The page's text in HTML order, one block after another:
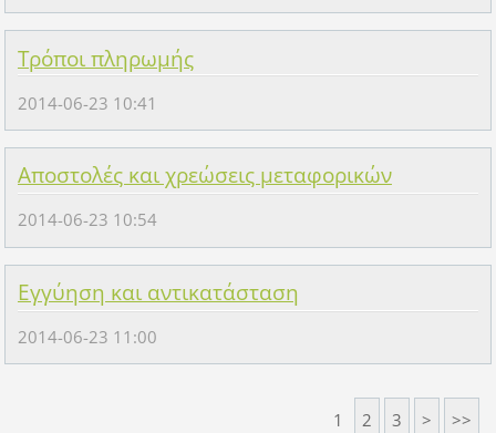
Τρόποι πληρωμής
2014-06-23 10:41
Αποστολές και χρεώσεις μεταφορικών
2014-06-23 10:54
Εγγύηση και αντικατάσταση
2014-06-23 11:00
1 2 3 > >>